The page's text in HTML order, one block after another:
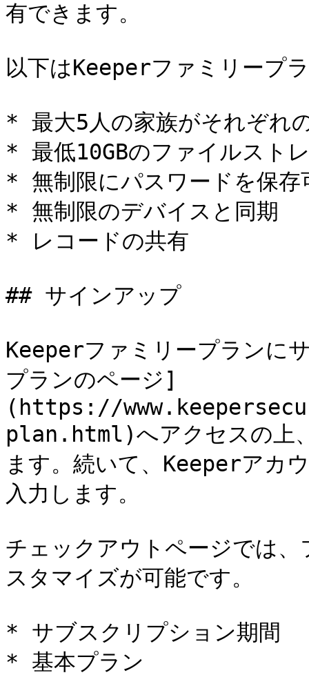
有できます。
以下はKeeperファミリープ
* 最大5人の家族がそれぞ
* 最低10GBのファイルスト
* 無制限にパスワードを保存
* 無制限のデバイスと同期
* レコードの共有
## サインアップ
Keeperファミリープランに
プランのページ]
(https://
plan.html)へアクセスの上
ます。続いて、Keeperアカ
入力します。
チェックアウトページでは
スタマイズが可能です。
* サブスクリプション期間
* 基本プラン